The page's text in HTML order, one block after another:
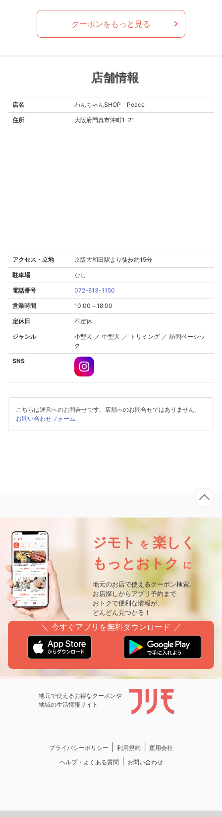
クーポンをもっと見る
店舗情報
店名 わんちゃんSHOP Peace
住所 大阪府門真市沖町1-21
アクセス・立地 京阪大和田駅より徒歩約15分
駐車場 なし
電話番号 072-813-1150
営業時間 10:00～18:00
定休日 不定休
ジャンル
小型犬 ／ 中型犬 ／ トリミング ／ 訪問ベーシッ
ク
SNS
こちらは運営へのお問合せです。店舗へのお問合せではありません。
お問い合わせフォーム
ジモト を 楽しく
もっとおトク に
地元のお店で使えるクーポン検索、
お店探しからアプリ予約まで
おトクで便利な情報が、
どんどん見つかる！
＼ 今すぐアプリを無料ダウンロード ／
地元で使えるお得なクーポンや
地域の生活情報サイト
プライバシーポリシー 利用規約
運用会社
ヘルプ・よくある質問| お問い合わせ